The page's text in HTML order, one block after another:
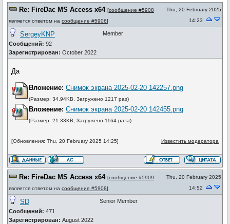
Re: FireDac MS Access x64 [сообщение #5908
является ответом на сообщение #5906]
Thu, 20 February 2025
14:23
SergeyKNP
Сообщений: 92
Зарегистрирован: October 2022
Member
Да
Вложение: Снимок экрана 2025-02-20 142257.png
(Размер: 34.94KB, Загружено 1217 раз)
Вложение: Снимок экрана 2025-02-20 142455.png
(Размер: 21.33KB, Загружено 1164 раза)
[Обновления: Thu, 20 February 2025 14:25] Известить модератора
Re: FireDac MS Access x64 [сообщение #5909
является ответом на сообщение #5908]
Thu, 20 February 2025
14:52
SD
Сообщений: 471
Зарегистрирован: August 2022
Senior Member